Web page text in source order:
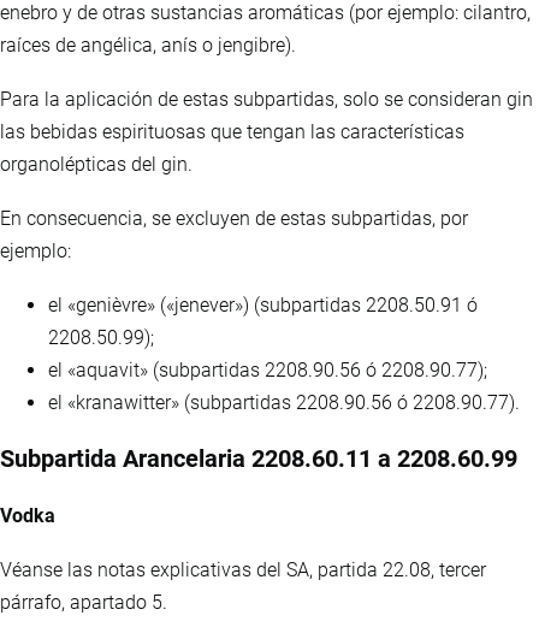
enebro y de otras sustancias aromáticas (por ejemplo: cilantro,
raíces de angélica, anís o jengibre).
Para la aplicación de estas subpartidas, solo se consideran gin
las bebidas espirituosas que tengan las características
organolépticas del gin.
En consecuencia, se excluyen de estas subpartidas, por
ejemplo:
el «genièvre» («jenever») (subpartidas 2208.50.91 ó
2208.50.99);
el «aquavit» (subpartidas 2208.90.56 ó 2208.90.77);
el «kranawitter» (subpartidas 2208.90.56 ó 2208.90.77).
Subpartida Arancelaria 2208.60.11 a 2208.60.99
Vodka
Véanse las notas explicativas del SA, partida 22.08, tercer
párrafo, apartado 5.